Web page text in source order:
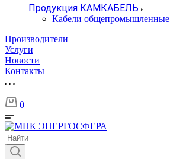
Продукция КАМКАБЕЛЬ
Кабели общепромышленные
Производители
Услуги
Новости
Контакты
0